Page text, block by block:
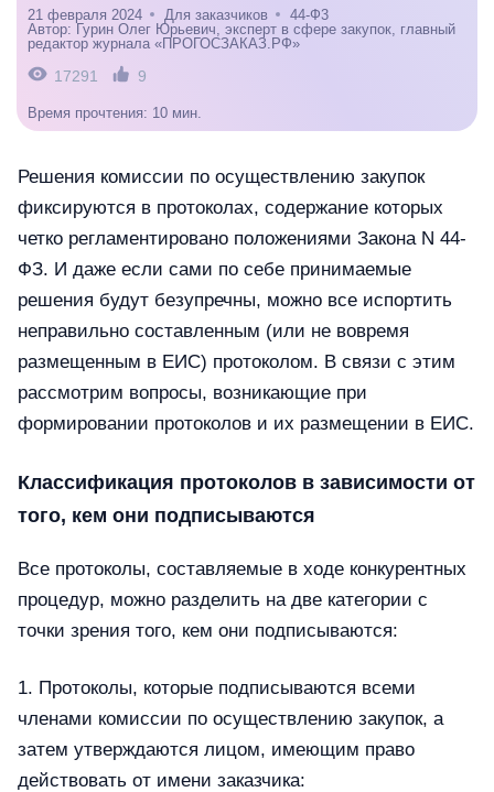
21 февраля 2024 Для заказчиков
44-Ф3
Автор: Гурин Олег Юрьевич, эксперт в сфере закупок, главный
редактор журнала «ПРОГОСЗАКАЗ.РФ»
17291 9
Время прочтения: 10 мин.
Решения комиссии по осуществлению закупок
фиксируются в протоколах, содержание которых
четко регламентировано положениями Закона N 44-
ФЗ. И даже если сами по себе принимаемые
решения будут безупречны, можно все испортить
неправильно составленным (или не вовремя
размещенным в ЕИС) протоколом. В связи с этим
рассмотрим вопросы, возникающие при
формировании протоколов и их размещении в ЕИС.
Классификация протоколов в зависимости от
того, кем они подписываются
Все протоколы, составляемые в ходе конкурентных
процедур, можно разделить на две категории с
точки зрения того, кем они подписываются:
1. Протоколы, которые подписываются всеми
членами комиссии по осуществлению закупок, а
затем утверждаются лицом, имеющим право
действовать от имени заказчика: